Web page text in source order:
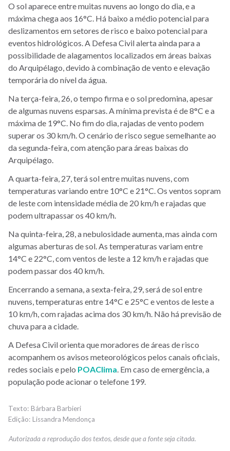
O sol aparece entre muitas nuvens ao longo do dia, e a
máxima chega aos 16°C. Há baixo a médio potencial para
deslizamentos em setores de risco e baixo potencial para
eventos hidrológicos. A Defesa Civil alerta ainda para a
possibilidade de alagamentos localizados em áreas baixas
do Arquipélago, devido à combinação de vento e elevação
temporária do nível da água.
Na terça-feira, 26, o tempo firma e o sol predomina, apesar
de algumas nuvens esparsas. A mínima prevista é de 8°C e a
máxima de 19°C. No fim do dia, rajadas de vento podem
superar os 30 km/h. O cenário de risco segue semelhante ao
da segunda-feira, com atenção para áreas baixas do
Arquipélago.
A quarta-feira, 27, terá sol entre muitas nuvens, com
temperaturas variando entre 10°C e 21°C. Os ventos sopram
de leste com intensidade média de 20 km/h e rajadas que
podem ultrapassar os 40 km/h.
Na quinta-feira, 28, a nebulosidade aumenta, mas ainda com
algumas aberturas de sol. As temperaturas variam entre
14°C e 22°C, com ventos de leste a 12 km/h e rajadas que
podem passar dos 40 km/h.
Encerrando a semana, a sexta-feira, 29, será de sol entre
nuvens, temperaturas entre 14°C e 25°C e ventos de leste a
10 km/h, com rajadas acima dos 30 km/h. Não há previsão de
chuva para a cidade.
A Defesa Civil orienta que moradores de áreas de risco
acompanhem os avisos meteorológicos pelos canais oficiais,
redes sociais e pelo POAClima . Em caso de emergência, a
população pode acionar o telefone 199.
Bárbara Barbieri
Lissandra Mendonça